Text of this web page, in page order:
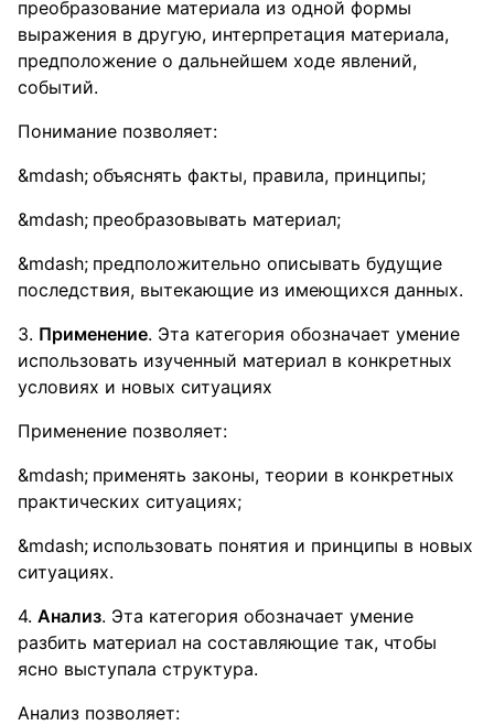
преобразование материала из одной формы
выражения в другую, интерпретация материала,
предположение о дальнейшем ходе явлений,
событий.
Понимание позволяет:
объяснять факты, правила, принципы;
преобразовывать материал;
предположительно описывать будущие
последствия, вытекающие из имеющихся данных.
3. Применение. Эта категория обозначает умение
использовать изученный материал в конкретных
условиях и новых ситуациях
Применение позволяет:
применять законы, теории в конкретных
практических ситуациях;
использовать понятия и принципы в новых
ситуациях.
4. Анализ. Эта категория обозначает умение
разбить материал на составляющие так, чтобы
ясно выступала структура.
Анализ позволяет: